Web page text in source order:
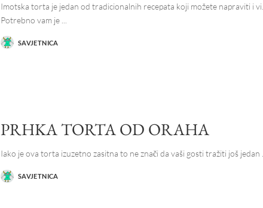
Imotska torta je jedan od tradicionalnih recepata koji možete napraviti i vi.
Potrebno vam je
POSTED
BY
SAVJETNICA
PRHKA TORTA OD ORAHA
Iako je ova torta izuzetno zasitna to ne znači da vaši gosti tražiti još jedan
POSTED
BY
SAVJETNICA